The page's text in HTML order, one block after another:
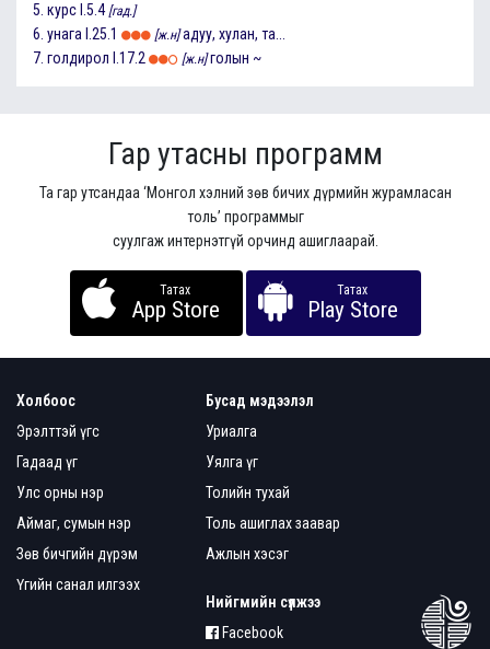
5. курс I.5.4 [гад.]
6. унага I.25.1 [ж.н] адуу, хулан, та...
7. голдирол I.17.2 [ж.н] голын ~
Гар утасны программ
Та гар утсандаа ‘Монгол хэлний зөв бичих дүрмийн журамласан
толь’ программыг
суулгаж интернэтгүй орчинд ашиглаарай.
Татах
App Store
Татах
Play Store
Холбоос
Эрэлттэй үгс
Гадаад үг
Улс орны нэр
Аймаг, сумын нэр
Зөв бичгийн дүрэм
Үгийн санал илгээх
Бусад мэдээлэл
Уриалга
Уялга үг
Толийн тухай
Толь ашиглах заавар
Ажлын хэсэг
Нийгмийн сүлжээ
Facebook